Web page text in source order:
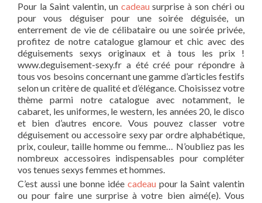
Pour la Saint valentin, un cadeausurprise à son chéri ou
pour vous déguiser pour une soirée déguisée, un
enterrement de vie de célibataire ou une soirée privée,
profitez de notre catalogue glamour et chic avec des
déguisements sexys originaux et à tous les prix !
www.deguisement-sexy.fr a été créé pour répondre à
tous vos besoins concernant une gamme d’articles festifs
selon un critère de qualité et d’élégance. Choisissez votre
thème parmi notre catalogue avec notamment, le
cabaret, les uniformes, le western, les années 20, le disco
et bien d’autres encore. Vous pouvez classer votre
déguisement ou accessoire sexy par ordre alphabétique,
prix, couleur, taille homme ou femme… N’oubliez pas les
nombreux accessoires indispensables pour compléter
vos tenues sexys femmes et hommes.
C’est aussi une bonne idée cadeaupour la Saint valentin
ou pour faire une surprise à votre bien aimé(e). Vous